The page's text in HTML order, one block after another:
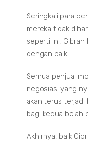
Seringkali para
mereka tidak
seperti ini, Gibran
dengan baik.
Semua penjual
negosiasi yang
akan terus terjadi
bagi kedua belah
Akhirnya, baik